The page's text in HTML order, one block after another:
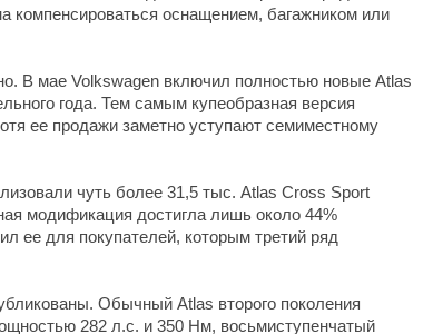
компенсироваться оснащением, багажником или
В мае Volkswagen включил полностью новые Atlas
года. Тем самым купеобразная версия
ее продажи заметно уступают семиместному
чуть более 31,5 тыс. Atlas Cross Sport
модификация достигла лишь около 44%
ее для покупателей, которым третий ряд
Обычный Atlas второго поколения
282 л.с. и 350 Нм, восьмиступенчатый